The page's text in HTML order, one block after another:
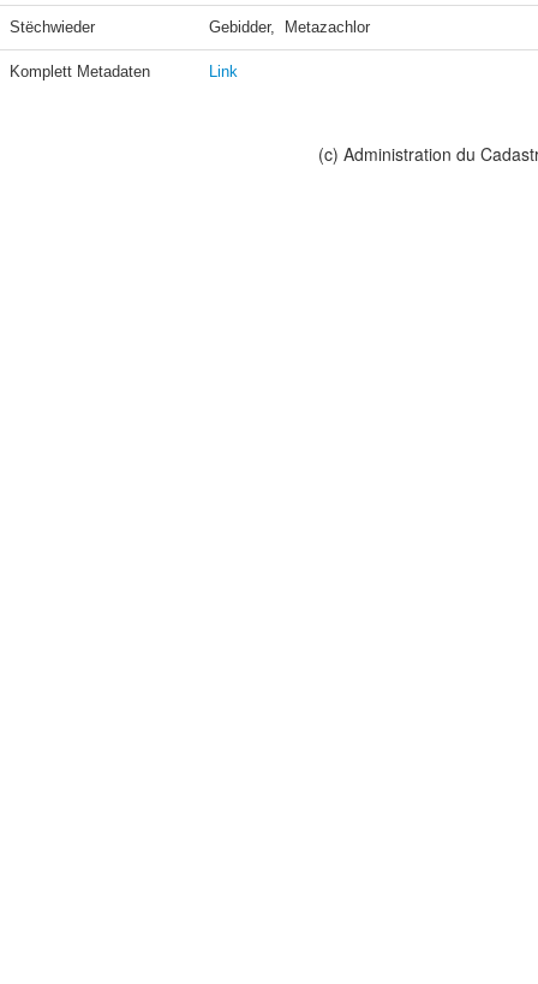
Stëchwieder Gebidder,  Metazachlor
Komplett Metadaten Link
(c) Administration du